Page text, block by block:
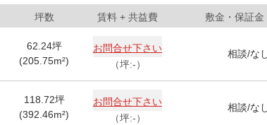
チや軽食、ATM
内は白を基調と
ます。また、希
スレイアウトが可能です。 オフィス街に囲まれた
を満たすオフィ
わせください。
坪数 賃料 + 共益費 敷金・保証金
62.24坪
(205.75m²)
お問合せ下さい
（坪:-）
相談/な
118.72坪
(392.46m²)
お問合せ下さい
（坪:-）
相談/な